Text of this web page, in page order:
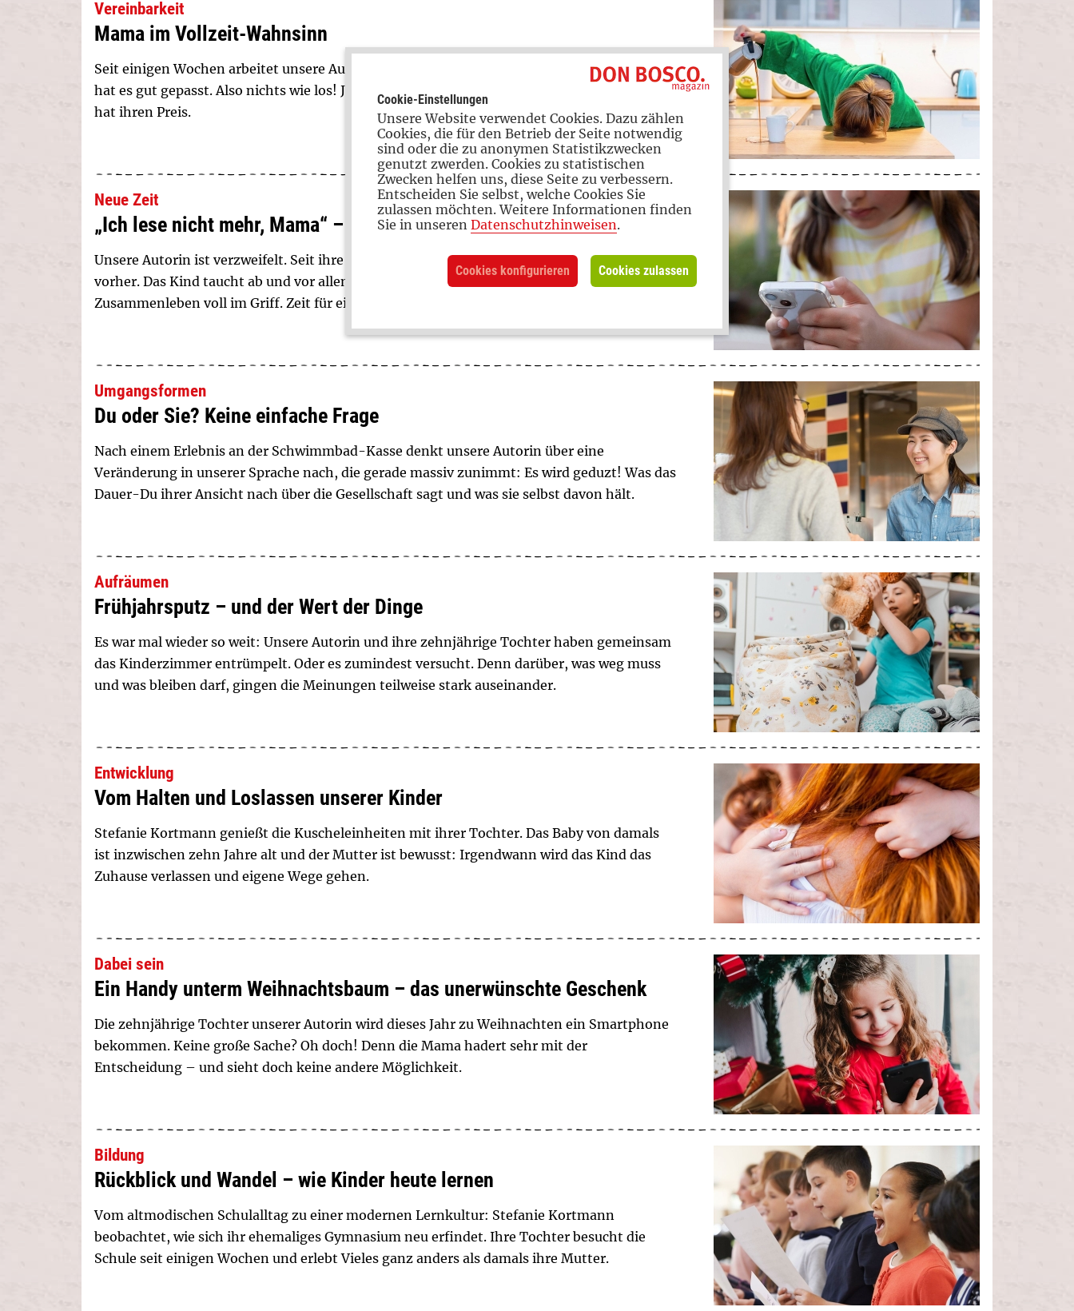
Vereinbarkeit
Mama im Vollzeit-Wahnsinn
Seit einigen Wochen arbeitet unsere Autorin wieder in Vollzeit. Das Kind ist älter, im Job
hat es gut gepasst. Also nichts wie los! Jetzt allerdings merkt die Mutter: Die Veränderung
hat ihren Preis.
Neue Zeit
„Ich lese nicht mehr, Mama“ – Wenn das Handy zum Alltag wird
Unsere Autorin ist verzweifelt. Seit ihre Tochter ein Handy hat, ist Vieles nicht mehr wie
vorher. Das Kind taucht ab und vor allem: Es mag keine Bücher mehr. Das Gerät hat das
Zusammenleben voll im Griff. Zeit für ein Umdenken – und für Lösungsideen.
Umgangsformen
Du oder Sie? Keine einfache Frage
Nach einem Erlebnis an der Schwimmbad-Kasse denkt unsere Autorin über eine
Veränderung in unserer Sprache nach, die gerade massiv zunimmt: Es wird geduzt! Was das
Dauer-Du ihrer Ansicht nach über die Gesellschaft sagt und was sie selbst davon hält.
Aufräumen
Frühjahrsputz – und der Wert der Dinge
Es war mal wieder so weit: Unsere Autorin und ihre zehnjährige Tochter haben gemeinsam
das Kinderzimmer entrümpelt. Oder es zumindest versucht. Denn darüber, was weg muss
und was bleiben darf, gingen die Meinungen teilweise stark auseinander.
Entwicklung
Vom Halten und Loslassen unserer Kinder
Stefanie Kortmann genießt die Kuscheleinheiten mit ihrer Tochter. Das Baby von damals
ist inzwischen zehn Jahre alt und der Mutter ist bewusst: Irgendwann wird das Kind das
Zuhause verlassen und eigene Wege gehen.
Dabei sein
Ein Handy unterm Weihnachtsbaum – das unerwünschte Geschenk
Die zehnjährige Tochter unserer Autorin wird dieses Jahr zu Weihnachten ein Smartphone
bekommen. Keine große Sache? Oh doch! Denn die Mama hadert sehr mit der
Entscheidung – und sieht doch keine andere Möglichkeit.
Bildung
Rückblick und Wandel – wie Kinder heute lernen
Vom altmodischen Schulalltag zu einer modernen Lernkultur: Stefanie Kortmann
beobachtet, wie sich ihr ehemaliges Gymnasium neu erfindet. Ihre Tochter besucht die
Schule seit einigen Wochen und erlebt Vieles ganz anders als damals ihre Mutter.
Cookie-Einstellungen
Unsere Website verwendet Cookies. Dazu zählen
Cookies, die für den Betrieb der Seite notwendig
sind oder die zu anonymen Statistikzwecken
genutzt zwerden. Cookies zu statistischen
Zwecken helfen uns, diese Seite zu verbessern.
Entscheiden Sie selbst, welche Cookies Sie
zulassen möchten. Weitere Informationen finden
Sie in unseren Datenschutzhinweisen.
Cookies konfigurieren Cookies zulassen